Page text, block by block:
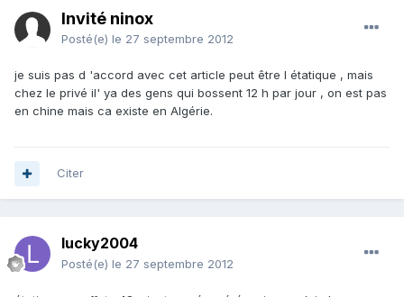
Invité ninox
Posté(e) le 27 septembre 2012
je suis pas d 'accord avec cet article peut être l étatique , mais
chez le privé il' ya des gens qui bossent 12 h par jour , on est pas
en chine mais ca existe en Algérie.
Citer
lucky2004
Posté(e) le 27 septembre 2012